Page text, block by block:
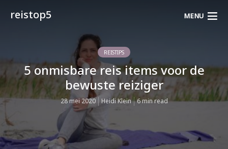
reistop5 MENU
REISTIPS
5 onmisbare reis items voor de
bewuste reiziger
28 mei 2020 Heidi Klein 6 min read